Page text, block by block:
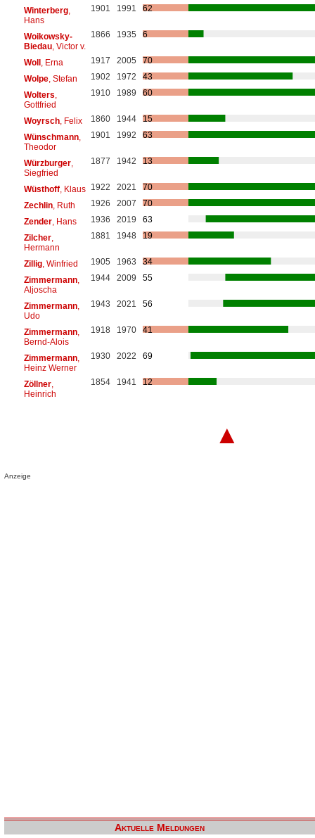
Winterberg,
Hans
1901 1991 62
Woikowsky-
Biedau, Victor v.
1866 1935 6
Woll, Erna 1917 2005
70
Wolpe, Stefan 1902 1972
43
Wolters
Gottfried
1910 1989 60
Woyrsch, Felix 1860 1944
15
Wünschmann,
Theodor
1901 1992 63
Würzburger,
Siegfried
1877 1942 13
Wüsthoff, Klaus 1922 2021
70
Zechlin, Ruth 1926 2007
70
Zender, Hans 1936 2019
63
Zilcher,
Hermann
1881 1948 19
Zillig, Winfried 1905 1963
34
Zimmermann,
Aljoscha
1944 2009 55
Zimmermann,
Udo
1943 2021 56
Zimmermann,
Bernd-Alois
1918 1970 41
Zimmermann,
Heinz Werner
1930 2022 69
Zöllner,
Heinrich
1854 1941 12
▲
Anzeige
Aktuelle Meldungen